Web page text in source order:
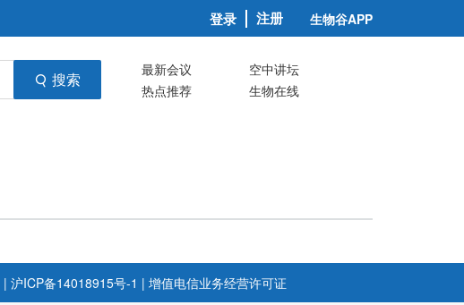
登录 注册 生物谷APP
搜索 最新会议
空中讲坛
热点推荐
生物在线
| 沪ICP备14018915号-1 | 增值电信业务经营许可证